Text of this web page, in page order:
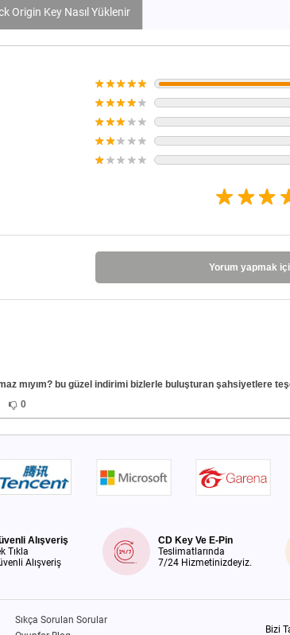
Origin Key Nasıl Yüklenir
Yorum yapmak
mıyım? bu güzel indirimi bizlerle buluşturan şahsiyetlere
0
Alışveriş
Tıkla
Alışveriş
CD Key Ve E-Pin
Teslimatlarında
7/24 Hizmetinizdeyiz.
Sıkça Sorulan Sorular
Bizi